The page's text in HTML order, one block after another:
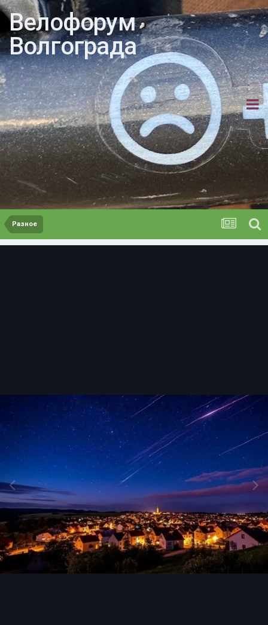
Велофорум
Волгограда
Разное